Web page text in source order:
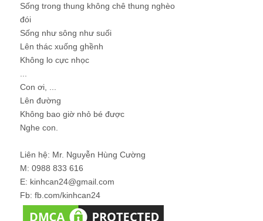
Sống trong thung không chê thung nghèo
đói
Sống như sông như suối
Lên thác xuống ghềnh
Không lo cực nhọc
Con ơi, ...
Lên đường
Không bao giờ nhỏ bé được
Nghe con.
Liên hệ: Mr. Nguyễn Hùng Cường
M: 0988 833 616
E: kinhcan24@gmail.com
Fb: fb.com/kinhcan24